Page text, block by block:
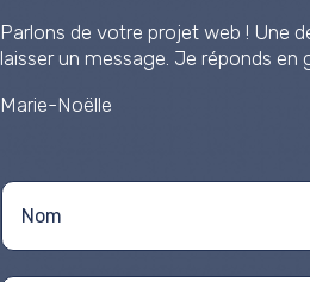
Parlons de votre projet web ! Une
laisser un message. Je réponds en
Marie-Noëlle